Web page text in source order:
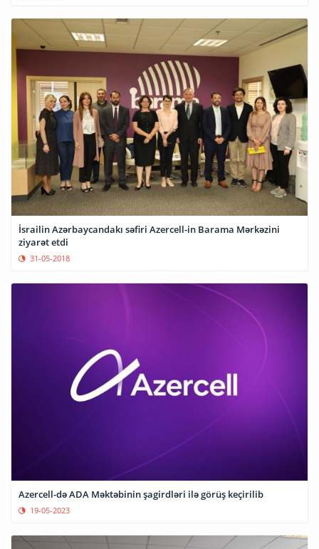
İsrailin Azərbaycandakı səfiri Azercell-in Barama Mərkəzini
ziyarət etdi
31-05-2018
Azercell-də ADA Məktəbinin şagirdləri ilə görüş keçirilib
19-05-2023